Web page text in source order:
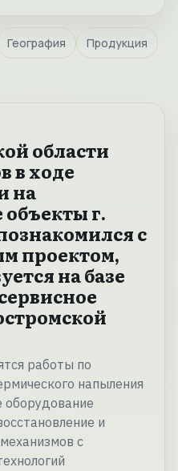
География Продукция
области
в ходе
на
г.
с
проектом,
на базе
работы по
напыления
оборудование
и
с